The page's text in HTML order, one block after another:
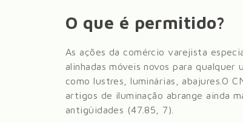
O que é permitido?
As ações da comércio varejista
alinhadas móveis novos para
como lustres, luminárias, abajures. O
artigos de iluminação abrange ainda
antigüidades (47.85, 7)